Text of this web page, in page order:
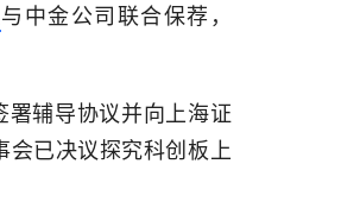
与中金公司联合保荐，
署辅导协议并向上海证
会已决议探究科创板上